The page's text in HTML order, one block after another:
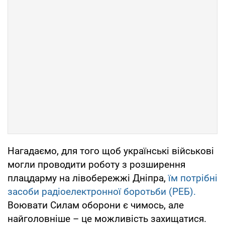
Нагадаємо, для того щоб українські військові
могли проводити роботу з розширення
плацдарму на лівобережжі Дніпра,їм потрібні
засоби радіоелектронної боротьби (РЕБ).
Воювати Силам оборони є чимось, але
найголовніше – це можливість захищатися.